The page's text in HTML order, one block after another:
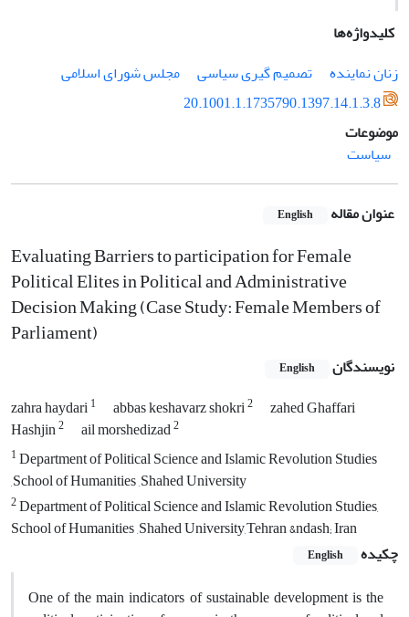
کلیدواژه‌ها
زنان نماینده
تصمیم گیری سیاسی
مجلس شورای اسلامی
20.1001.1.1735790.1397.14.1.3.8
موضوعات
سیاست
عنوان مقاله English
Evaluating Barriers to participation for Female
Political Elites in Political and Administrative
Decision Making (Case Study: Female Members of
Parliament)
نویسندگان English
zahra haydari1 abbas keshavarz shokri2
zahed Ghaffari
Hashjin2 ail morshedizad2
1Department of Political Science and Islamic Revolution Studies
,School of Humanities ,Shahed University
2Department of Political Science and Islamic Revolution Studies,
School of Humanities ,Shahed University,Tehran &ndash; Iran
چکیده
English
One of the main indicators of sustainable development is the